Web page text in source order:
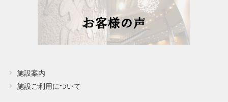
施設案内
施設ご利用について